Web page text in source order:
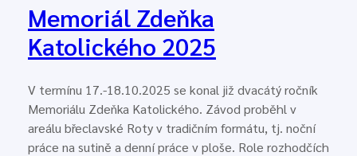
Memoriál Zdeňka
Katolického 2025
V termínu 17.-18.10.2025 se konal již dvacátý ročník
Memoriálu Zdeňka Katolického. Závod proběhl v
areálu břeclavské Roty v tradičním formátu, tj. noční
práce na sutině a denní práce v ploše. Role rozhodčích